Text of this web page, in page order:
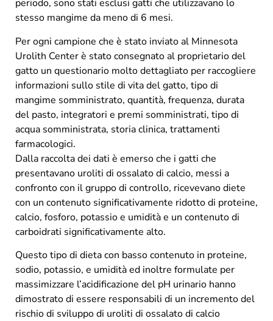
periodo, sono stati esclusi gatti che utilizzavano lo
stesso mangime da meno di 6 mesi.
Per ogni campione che è stato inviato al Minnesota
Urolith Center è stato consegnato al proprietario del
gatto un questionario molto dettagliato per raccogliere
informazioni sullo stile di vita del gatto, tipo di
mangime somministrato, quantità, frequenza, durata
del pasto, integratori e premi somministrati, tipo di
acqua somministrata, storia clinica, trattamenti
farmacologici.
Dalla raccolta dei dati è emerso che i gatti che
presentavano uroliti di ossalato di calcio, messi a
confronto con il gruppo di controllo, ricevevano diete
con un contenuto significativamente ridotto di proteine,
calcio, fosforo, potassio e umidità e un contenuto di
carboidrati significativamente alto.
Questo tipo di dieta con basso contenuto in proteine,
sodio, potassio, e umidità ed inoltre formulate per
massimizzare l’acidificazione del pH urinario hanno
dimostrato di essere responsabili di un incremento del
rischio di sviluppo di uroliti di ossalato di calcio